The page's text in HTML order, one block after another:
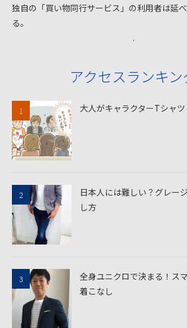
独自の「買い物同行サービス」の利用者は延
る。
.
アクセスランキン
大人がキャラクターTシャツ
日本人には難しい？グレー
し方
全身ユニクロで決まる！ス
着こなし